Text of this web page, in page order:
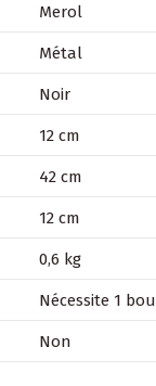
Merol
Métal
Noir
12 cm
42 cm
12 cm
0,6 kg
Nécessite 1
Non